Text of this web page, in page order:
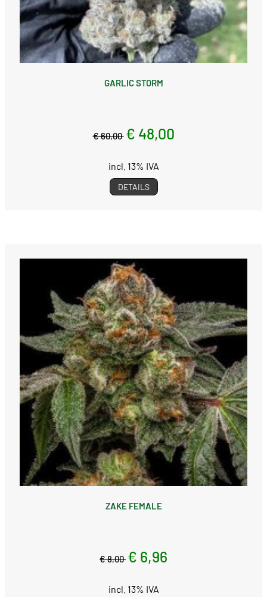
GARLIC STORM
€ 60,00 € 48,00
incl. 13% IVA
DETAILS
ZAKE FEMALE
€ 8,00 € 6,96
incl. 13% IVA